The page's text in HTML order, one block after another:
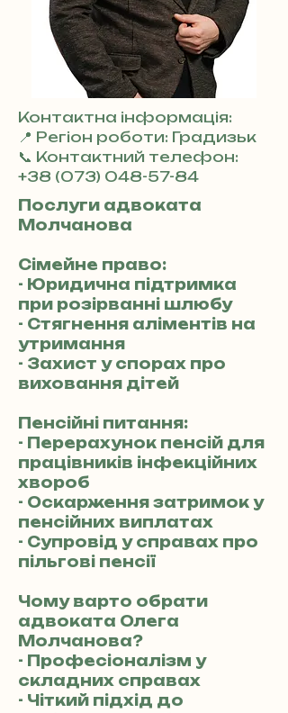
Контактна інформація:
📍 Регіон роботи: Градизьк
📞 Контактний телефон:
+38 (073) 048-57-84
Послуги адвоката
Молчанова
Сімейне право:
- Юридична підтримка
при розірванні шлюбу
- Стягнення аліментів на
утримання
- Захист у спорах про
виховання дітей
Пенсійні питання:
- Перерахунок пенсій для
працівників інфекційних
хвороб
- Оскарження затримок у
пенсійних виплатах
- Супровід у справах про
пільгові пенсії
Чому варто обрати
адвоката Олега
Молчанова?
- Професіоналізм у
складних справах
- Чіткий підхід до